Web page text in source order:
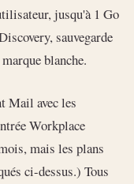
jusqu'à 1 Go
sauvegarde
blanche.
Mail avec les
Workplace
mais les plans
ci-dessus.) Tous